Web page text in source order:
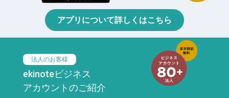
アプリについて詳しくはこちら
法人のお客様
ekinoteビジネス
アカウントのご紹介